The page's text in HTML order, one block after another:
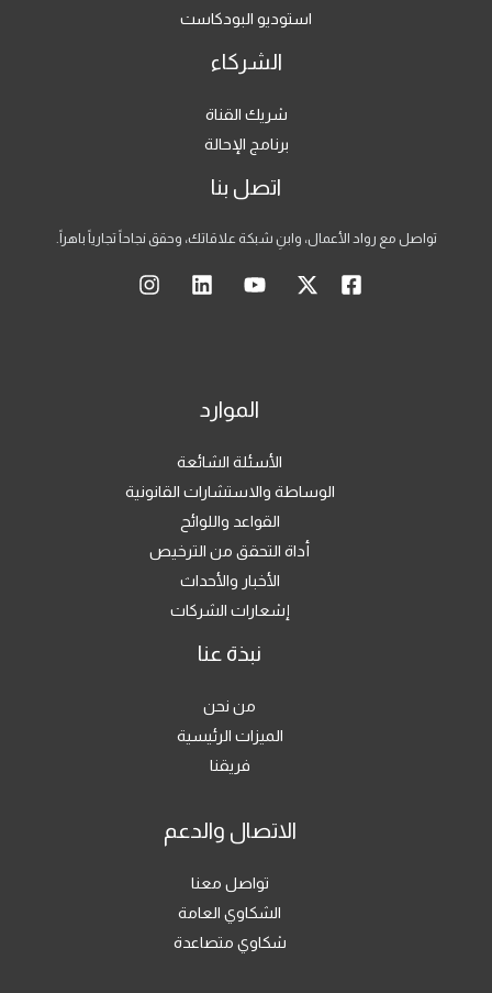
استوديو البودكاست
الشركاء
شريك القناة
برنامج الإحالة
اتصل بنا
تواصل مع رواد الأعمال، وابنِ شبكة علاقاتك، وحقق نجاحاً تجارياً باهراً.
الموارد
الأسئلة الشائعة
الوساطة والاستشارات القانونية
القواعد واللوائح
أداة التحقق من الترخيص
الأخبار والأحداث
إشعارات الشركات
نبذة عنا
من نحن
الميزات الرئيسية
فريقنا
الاتصال والدعم
تواصل معنا
الشكاوي العامة
شكاوي متصاعدة